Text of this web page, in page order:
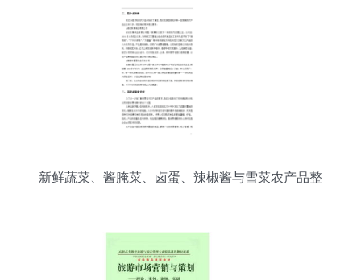
新鲜蔬菜、酱腌菜、卤蛋、辣椒酱与雪菜农产品整